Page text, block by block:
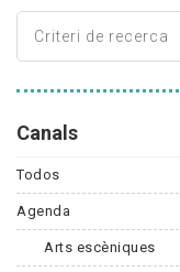
Canals
Todos
Agenda
Arts escèniques